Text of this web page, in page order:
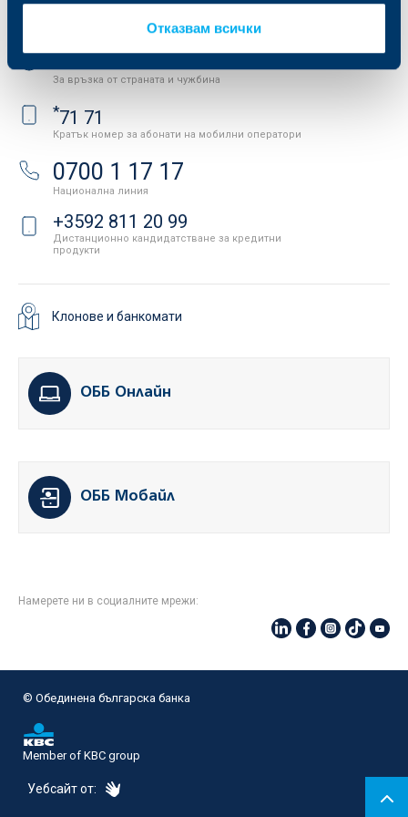
Отказвам всички
За връзка от страната и чужбина
*71 71
Кратък номер за абонати на мобилни оператори
0700 1 17 17
Национална линия
+3592 811 20 99
Дистанционно кандидатстване за кредитни
продукти
Клонове и банкомати
ОББ Онлайн
ОББ Мобайл
Намерете ни в социалните мрежи:
© Oбединена българска банка
Member of KBC group
Уебсайт от: eDesign